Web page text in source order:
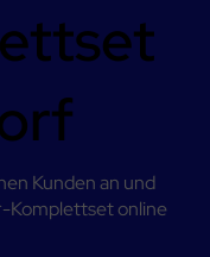
Kunden an und
Komplettset online